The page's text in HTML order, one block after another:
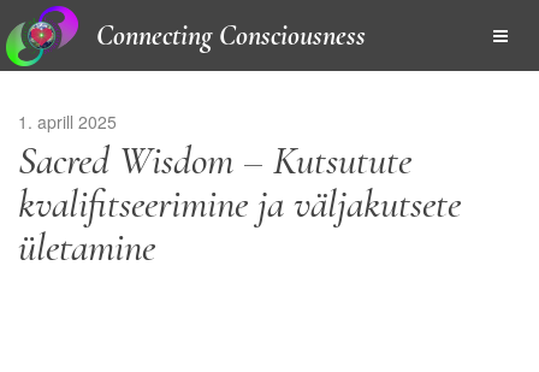
Connecting Consciousness
1. aprill 2025
Sacred Wisdom – Kutsutute
kvalifitseerimine ja väljakutsete
ületamine